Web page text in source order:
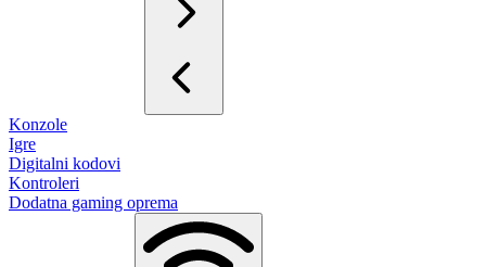
Konzole
Igre
Digitalni kodovi
Kontroleri
Dodatna gaming oprema